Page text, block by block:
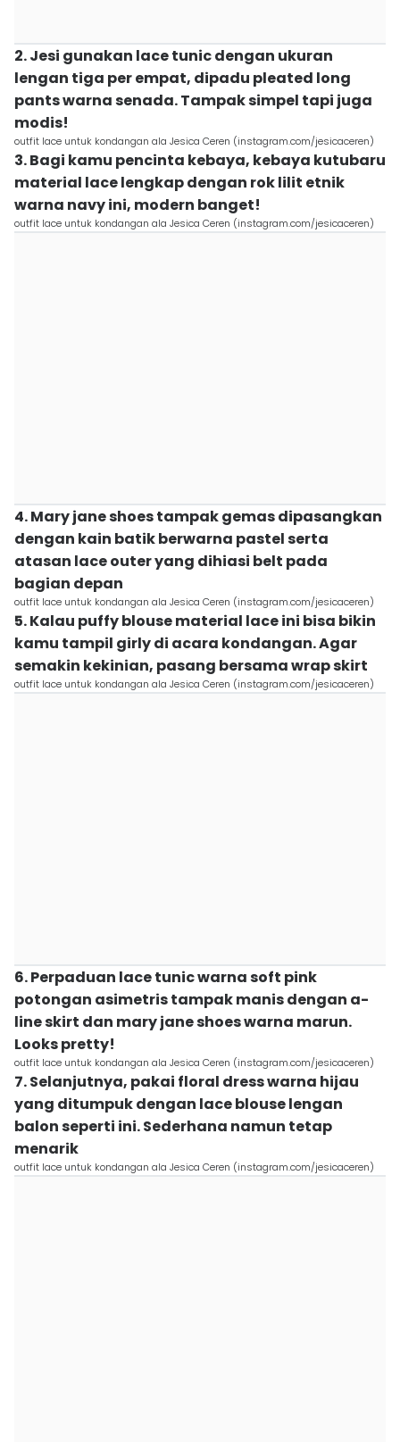
2. Jesi gunakan lace tunic dengan ukuran
lengan tiga per empat, dipadu pleated long
pants warna senada. Tampak simpel tapi juga
modis!
outfit lace untuk kondangan ala Jesica Ceren (instagram.com/jesicaceren)
3. Bagi kamu pencinta kebaya, kebaya kutubaru
material lace lengkap dengan rok lilit etnik
warna navy ini, modern banget!
outfit lace untuk kondangan ala Jesica Ceren (instagram.com/jesicaceren)
4. Mary jane shoes tampak gemas dipasangkan
dengan kain batik berwarna pastel serta
atasan lace outer yang dihiasi belt pada
bagian depan
outfit lace untuk kondangan ala Jesica Ceren (instagram.com/jesicaceren)
5. Kalau puffy blouse material lace ini bisa bikin
kamu tampil girly di acara kondangan. Agar
semakin kekinian, pasang bersama wrap skirt
outfit lace untuk kondangan ala Jesica Ceren (instagram.com/jesicaceren)
6. Perpaduan lace tunic warna soft pink
potongan asimetris tampak manis dengan a-
line skirt dan mary jane shoes warna marun.
Looks pretty!
outfit lace untuk kondangan ala Jesica Ceren (instagram.com/jesicaceren)
7. Selanjutnya, pakai floral dress warna hijau
yang ditumpuk dengan lace blouse lengan
balon seperti ini. Sederhana namun tetap
menarik
outfit lace untuk kondangan ala Jesica Ceren (instagram.com/jesicaceren)